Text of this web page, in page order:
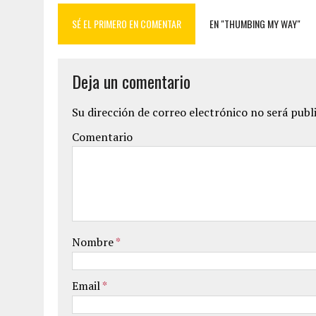
SÉ EL PRIMERO EN COMENTAR EN "THUMBING MY WAY"
Deja un comentario
Su dirección de correo electrónico no será
Comentario
Nombre*
Email*